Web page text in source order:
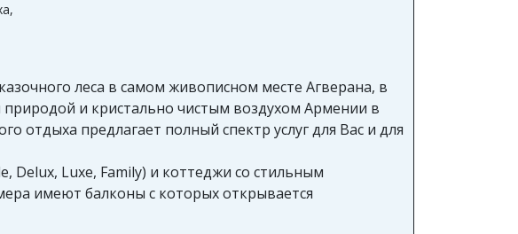
леса в самом живописном месте Агверана, в
и кристально чистым воздухом Армении в
отдыха предлагает полный спектр услуг для Вас и для
Delux, Luxe, Family) и коттеджи со стильным
имеют балконы с которых открывается